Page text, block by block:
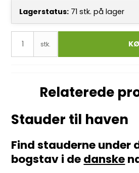
Lagerstatus: 71 stk. på lager
stk.
Relaterede
Stauder til haven
Find stauderne under
bogstav i dedanske